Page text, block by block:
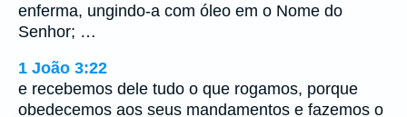
enferma, ungindo-a com óleo em o Nome do
Senhor; …
1 João 3:22
e recebemos dele tudo o que rogamos, porque
obedecemos aos seus mandamentos e fazemos o